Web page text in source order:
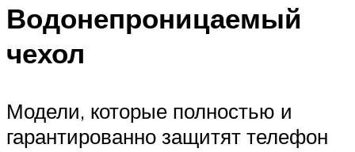
Водонепроницаемый
чехол
Модели, которые полностью и
гарантированно защитят телефон